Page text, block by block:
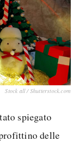
Stock all / Shutterstock.com
spiegato
delle